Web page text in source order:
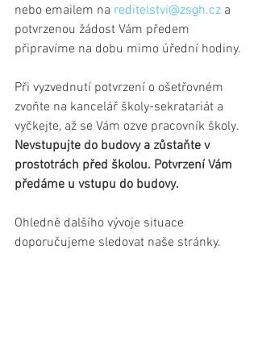
nebo emailem na reditelstvi@zsgh.cz a
potvrzenou žádost Vám předem
připravíme na dobu mimo úřední hodiny.
Při vyzvednutí potvrzení o ošetřovném
zvoňte na kancelář školy-sekratariát a
vyčkejte, až se Vám ozve pracovník školy.
Nevstupujte do budovy a zůstaňte v
prostotrách před školou. Potvrzení Vám
předáme u vstupu do budovy.
Ohledně dalšího vývoje situace
doporučujeme sledovat naše stránky.